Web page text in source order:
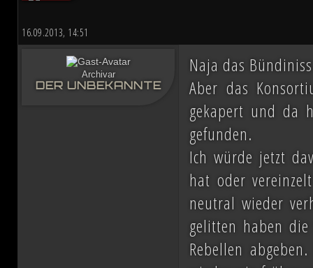
16.09.2013, 14:51
Archivar
DER UNBEKANNTE
Naja das
Aber das
gekapert und da
gefunden.
Ich würde jetzt
hat oder
neutral wieder
gelitten haben
Rebellen